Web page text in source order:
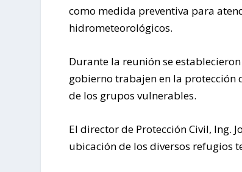
como medida preventiva para
hidrometeorológicos.
Durante la reunión se
gobierno trabajen en la
de los grupos vulnerables.
El director de Protección Civil, Ing.
ubicación de los diversos refugios